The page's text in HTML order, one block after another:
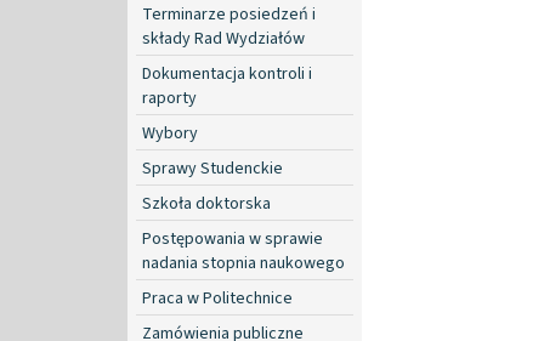
Terminarze posiedzeń i
składy Rad Wydziałów
Dokumentacja kontroli i
raporty
Wybory
Sprawy Studenckie
Szkoła doktorska
Postępowania w sprawie
nadania stopnia naukowego
Praca w Politechnice
Zamówienia publiczne